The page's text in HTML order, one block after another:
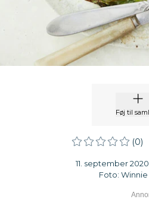
Føj til
(0)
11. september
Foto: